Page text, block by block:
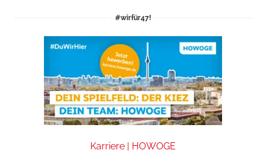
#wirfür47!
Karriere | HOWOGE